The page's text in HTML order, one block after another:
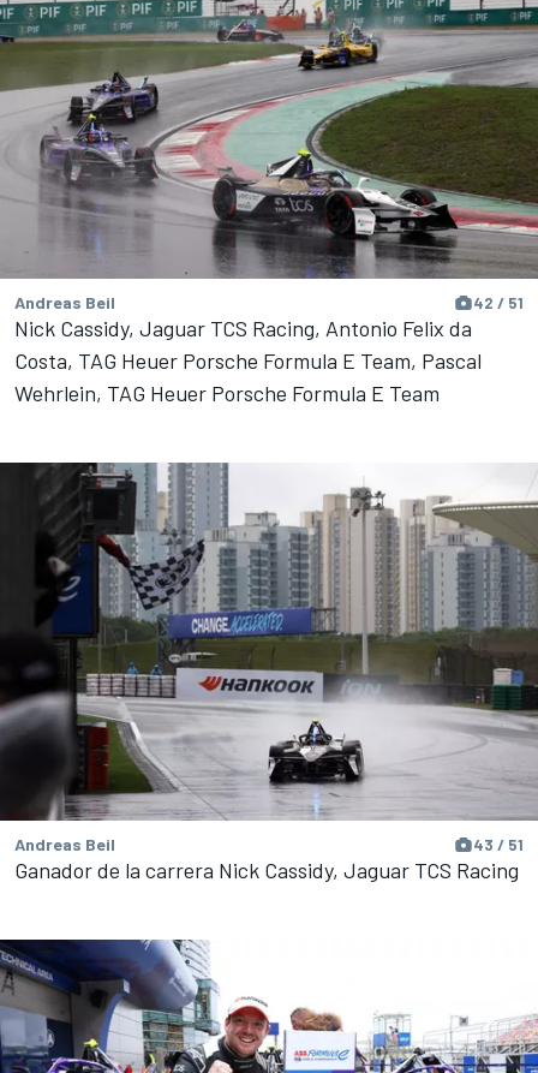
Andreas Beil 42 / 51
Nick Cassidy, Jaguar TCS Racing, Antonio Felix da
Costa, TAG Heuer Porsche Formula E Team, Pascal
Wehrlein, TAG Heuer Porsche Formula E Team
Andreas Beil 43 / 51
Ganador de la carrera Nick Cassidy, Jaguar TCS Racing